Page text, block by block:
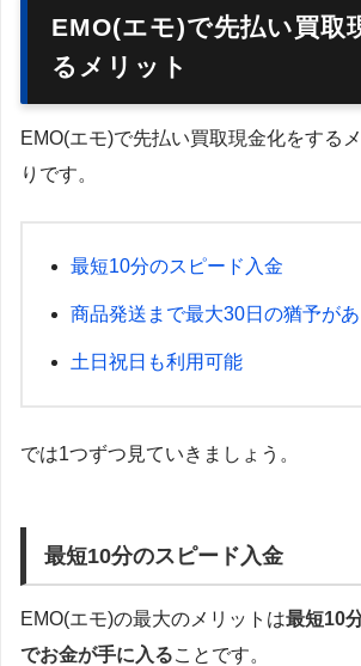
EMO(エモ)で先払い買取
るメリット
EMO(エモ)で先払い買取現金化をする
りです。
最短10分のスピード入金
商品発送まで最大30日の猶予があ
土日祝日も利用可能
では1つずつ見ていきましょう。
最短10分のスピード入金
EMO(エモ)の最大のメリットは最短10
でお金が手に入ることです。